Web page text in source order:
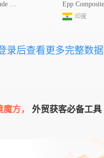
Hebei Aoliande Chemical Equipment Co Ltdno. Room 211, 706 Xinghua North Street Jizhou District, Hengshui China China
印度
录后查看更多完整数据
方， 外贸获客必备工具